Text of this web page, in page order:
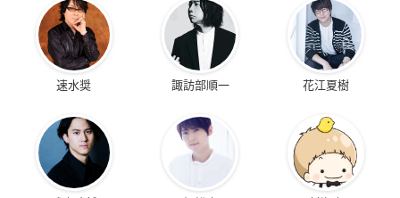
速水奨 諏訪部順一 花江夏樹